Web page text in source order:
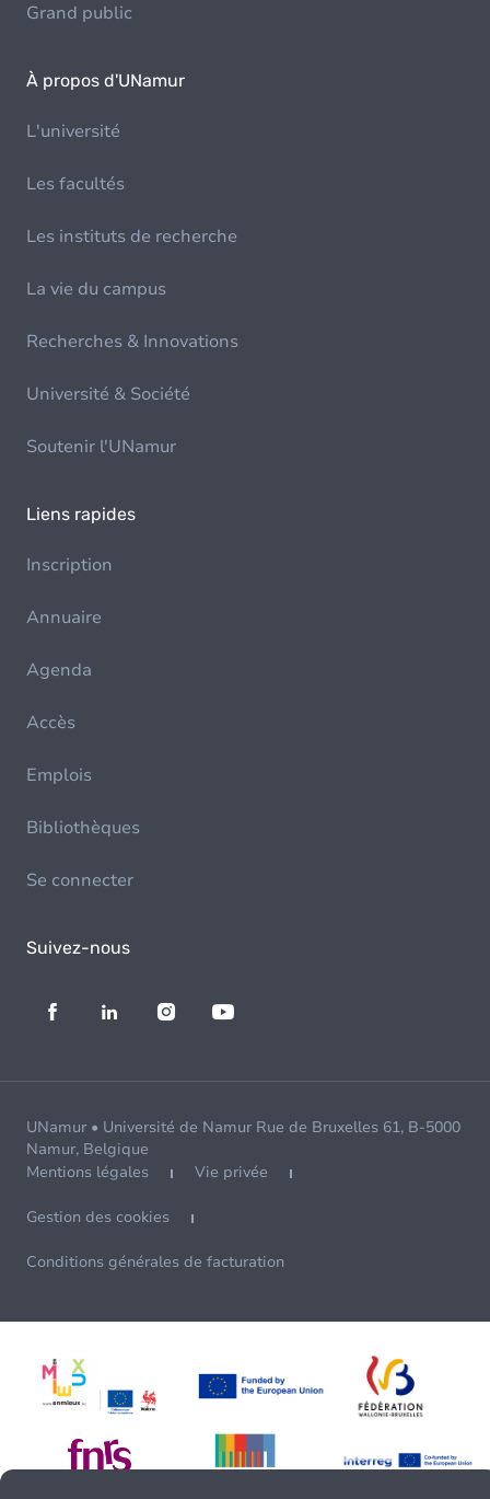
Grand public
À propos d'UNamur
L'université
Les facultés
Les instituts de recherche
La vie du campus
Recherches & Innovations
Université & Société
Soutenir l'UNamur
Liens rapides
Inscription
Annuaire
Agenda
Accès
Emplois
Bibliothèques
Se connecter
Suivez-nous
UNamur • Université de Namur Rue de Bruxelles 61, B-5000
Namur, Belgique
Mentions légales
Vie privée
Gestion des cookies
Conditions générales de facturation